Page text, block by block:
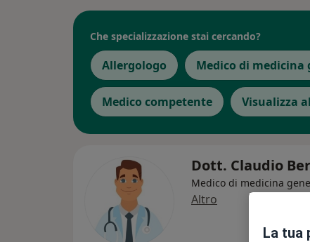
Che specializzazione stai cercando?
Allergologo Medico di medicina
Medico competente Visualizza
Dott. Claudio
Medico di medicina
Altro
La tua